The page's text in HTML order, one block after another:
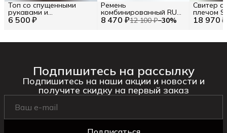
6 500 ₽
Топ со спущенными
рукавами и
монограммой Pinko RU 8 470 ₽12 100 ₽−30%
Ремень
комбинированный RU
90 / EU 90 / S 18 970 ₽
Свитер с
плечом
EU 40 / M
Подпишитесь на рассылку
Подпишитесь на наши акции и новости и
получите скидку на первый заказ